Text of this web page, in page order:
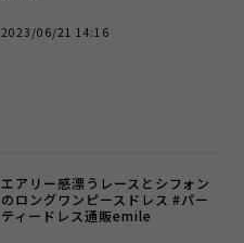
2023/06/21 14:16
エアリー感漂うレースとシフォン
のロングワンピースドレス #パー
ティードレス通販emile